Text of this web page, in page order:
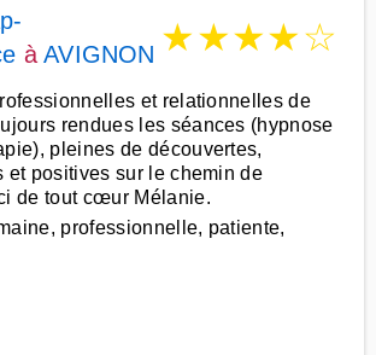
àAVIGNON ★★★★☆
et relationnelles de
rendues les séances (hypnose
pleines de découvertes,
et positives sur le chemin de
de tout cœur Mélanie.
professionnelle, patiente,